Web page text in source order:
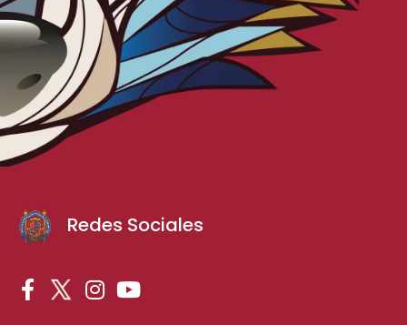
Redes Sociales